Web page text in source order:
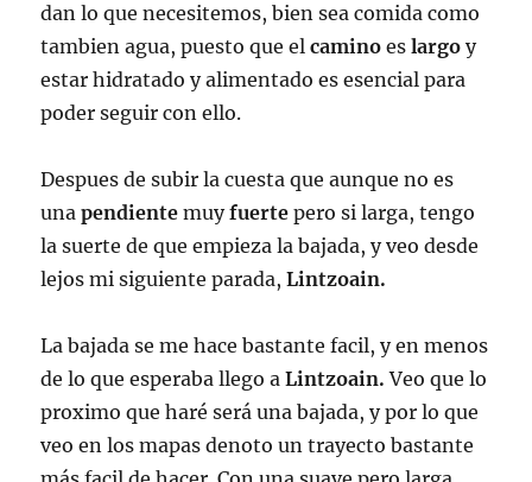
dan lo que necesitemos, bien sea comida como
tambien agua, puesto que elcamino eslargo y
estar hidratado y alimentado es esencial para
poder seguir con ello.
Despues de subir la cuesta que aunque no es
unapendiente muyfuerte pero si larga, tengo
la suerte de que empieza la bajada, y veo desde
lejos mi siguiente parada,Lintzoain.
La bajada se me hace bastante facil, y en menos
de lo que esperaba llego aLintzoain. Veo que lo
proximo que haré será una bajada, y por lo que
veo en los mapas denoto un trayecto bastante